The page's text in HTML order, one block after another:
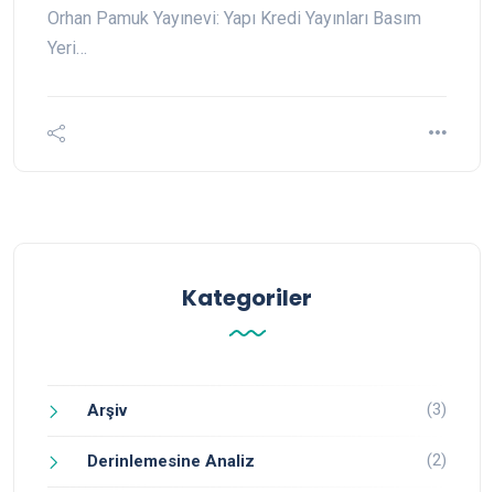
Orhan Pamuk Yayınevi: Yapı Kredi Yayınları Basım
Yeri…
Kategoriler
Arşiv (3)
Derinlemesine Analiz (2)